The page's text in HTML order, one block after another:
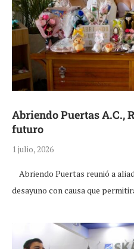
Abriendo Puertas A.C.,
futuro
1 julio, 2026
Abriendo Puertas reunió a
desayuno con causa que